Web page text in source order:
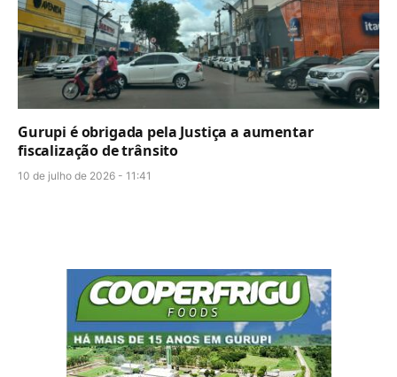
Gurupi é obrigada pela Justiça a aumentar
fiscalização de trânsito
10 de julho de 2026 - 11:41